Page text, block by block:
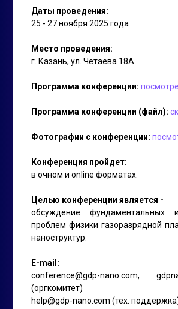
Даты проведения:
25 - 27 ноября 2025 года
Место проведения:
г. Казань, ул. Четаева 18А
Программа конференции:
Программа конференции (файл):
Фотографии с конференции:
Конференция пройдет:
в очном и online форматах.
Целью конференции является -
обсуждение фундаментальных
проблем физики газоразрядной
наноструктур.
E-mail:
conference@gdp-nano.com,
(оргкомитет)
help@gdp-nano.com (тех.